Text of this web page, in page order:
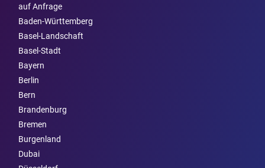
auf Anfrage
Baden-Württemberg
Basel-Landschaft
Basel-Stadt
Bayern
Berlin
Bern
Brandenburg
Bremen
Burgen­land
Dubai